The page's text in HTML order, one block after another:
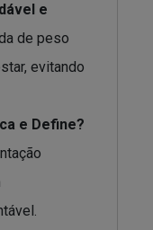
e
de peso
evitando
e Define?